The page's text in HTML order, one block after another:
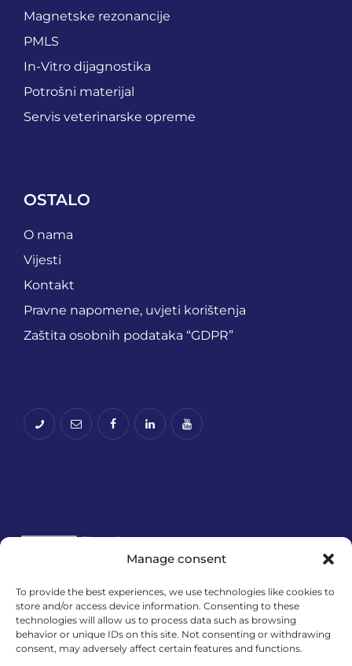
Manage consent
To provide the best experiences, we use technologies like cookies to
store and/or access device information. Consenting to these
technologies will allow us to process data such as browsing
behavior or unique IDs on this site. Not consenting or withdrawing
consent, may adversely affect certain features and functions.
Magnetske rezonancije
PMLS
In-Vitro dijagnostika
Potrošni materijal
Servis veterinarske opreme
OSTALO
O nama
Vijesti
Kontakt
Pravne napomene, uvjeti korištenja
Zaštita osobnih podataka “GDPR”
Financira Europska unija – NextGenerationEU.
Izneseni stavovi i mišljenja samo su autorova i ne
odražavaju nužno službena stajališta Europske